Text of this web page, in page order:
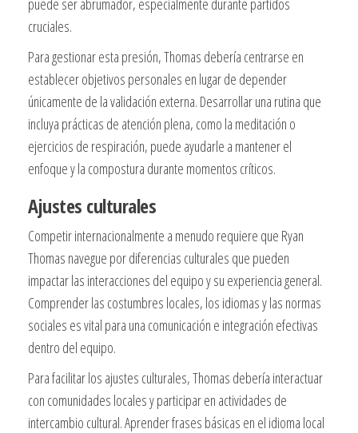
cruciales.
Para gestionar esta presión, Thomas debería centrarse en
establecer objetivos personales en lugar de depender
únicamente de la validación externa. Desarrollar una rutina que
incluya prácticas de atención plena, como la meditación o
ejercicios de respiración, puede ayudarle a mantener el
enfoque y la compostura durante momentos críticos.
Ajustes culturales
Competir internacionalmente a menudo requiere que Ryan
Thomas navegue por diferencias culturales que pueden
impactar las interacciones del equipo y su experiencia general.
Comprender las costumbres locales, los idiomas y las normas
sociales es vital para una comunicación e integración efectivas
dentro del equipo.
Para facilitar los ajustes culturales, Thomas debería interactuar
con comunidades locales y participar en actividades de
intercambio cultural. Aprender frases básicas en el idioma local